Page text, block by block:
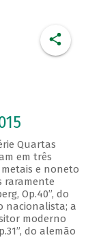
Quartas
em três
e noneto
raramente
Op.40”, do
nacionalista; a
moderno
do alemão